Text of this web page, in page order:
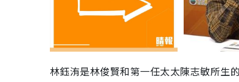
林鈺洧是林俊賢和第一任太太陳志敏所生